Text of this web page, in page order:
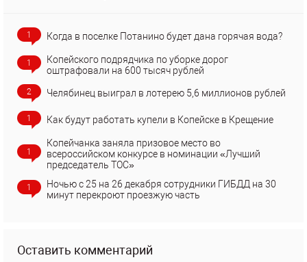
1 Когда в поселке Потанино будет дана горячая вода?
1
Копейского подрядчика по уборке дорог
оштрафовали на 600 тысяч рублей
2 Челябинец выиграл в лотерею 5,6 миллионов рублей
1 Как будут работать купели в Копейске в Крещение
1
Копейчанка заняла призовое место во
всероссийском конкурсе в номинации «Лучший
председатель ТОС»
1
Ночью с 25 на 26 декабря сотрудники ГИБДД на 30
минут перекроют проезжую часть
Оставить комментарий